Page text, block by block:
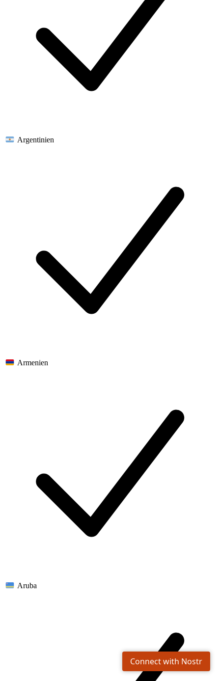
Argentinien
Armenien
Aruba